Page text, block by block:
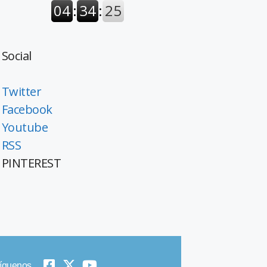
Social
Twitter
Facebook
Youtube
RSS
PINTEREST